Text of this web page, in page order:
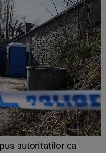
autoritatilor ca